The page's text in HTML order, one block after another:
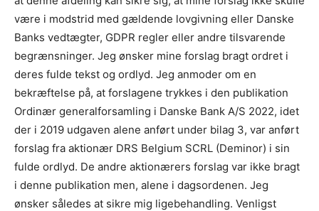
være i modstrid med gældende lovgivning eller Danske
Banks vedtægter, GDPR regler eller andre tilsvarende
begrænsninger. Jeg ønsker mine forslag bragt ordret i
deres fulde tekst og ordlyd. Jeg anmoder om en
bekræftelse på, at forslagene trykkes i den publikation
Ordinær generalforsamling i Danske Bank A/S 2022, idet
der i 2019 udgaven alene anført under bilag 3, var anført
forslag fra aktionær DRS Belgium SCRL (Deminor) i sin
fulde ordlyd. De andre aktionærers forslag var ikke bragt
i denne publikation men, alene i dagsordenen. Jeg
ønsker således at sikre mig ligebehandling. Venligst